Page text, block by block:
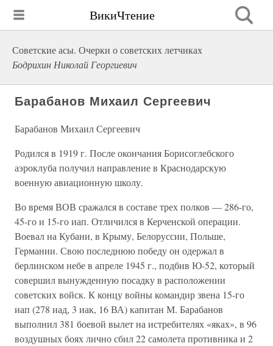
ВикиЧтение
Советские асы. Очерки о советских летчиках
Бодрихин Николай Георгиевич
Барабанов Михаил Сергеевич
Барабанов Михаил Сергеевич
Родился в 1919 г. После окончания Борисоглебского
аэроклуба получил направление в Краснодарскую
военную авиационную школу.
Во время ВОВ сражался в составе трех полков — 286-го,
45-го и 15-го иап. Отличился в Керченской операции.
Воевал на Кубани, в Крыму, Белоруссии, Польше,
Германии. Свою последнюю победу он одержал в
берлинском небе в апреле 1945 г., подбив Ю-52, который
совершил вынужденную посадку в расположении
советских войск. К концу войны командир звена 15-го
иап (278 иад, 3 иак, 16 ВА) капитан М. Барабанов
выполнил 381 боевой вылет на истребителях «яках», в 96
воздушных боях лично сбил 22 самолета противника и 2